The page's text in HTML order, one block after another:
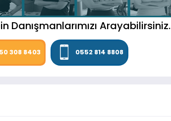
Danışmanlarımızı Arayabilirsiniz.
308 8403 0552 814 8808